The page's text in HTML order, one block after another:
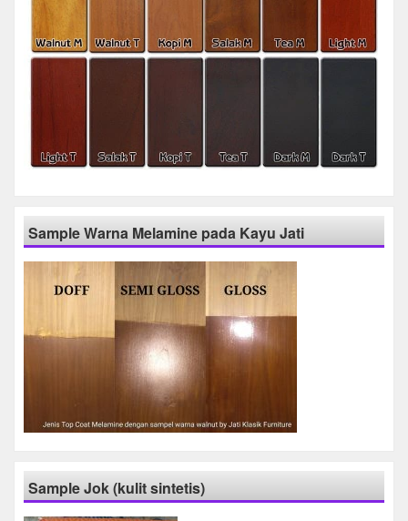
Sample Warna Melamine pada Kayu Jati
Sample Jok (kulit sintetis)